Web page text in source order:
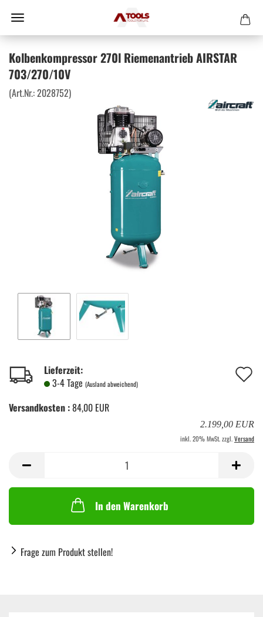
Kolbenkompressor 270l Riemenantrieb AIRSTAR
703/270/10V
(Art.Nr.:2028752)
Lieferzeit:
3-4 Tage (Ausland abweichend)
Versandkosten :84,00 EUR
2.199,00 EUR
inkl. 20% MwSt. zzgl.Versand
In den Warenkorb
Frage zum Produkt stellen!